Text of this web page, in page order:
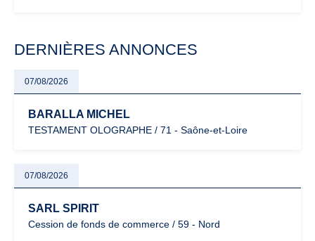
DERNIÈRES ANNONCES
07/08/2026
BARALLA MICHEL
TESTAMENT OLOGRAPHE / 71 - Saône-et-Loire
07/08/2026
SARL SPIRIT
Cession de fonds de commerce / 59 - Nord